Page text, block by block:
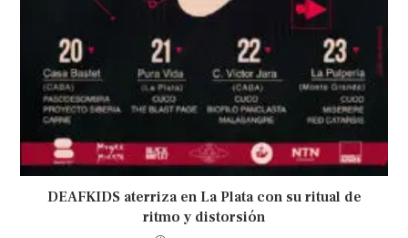
DEAFKIDS aterriza en La Plata con su ritual de
ritmo y distorsión